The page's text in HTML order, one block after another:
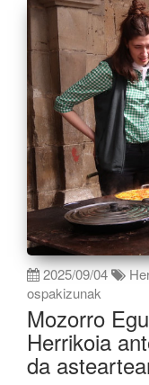
2025/09/04
ospakizunak
Mozorro
Herrikoia
da